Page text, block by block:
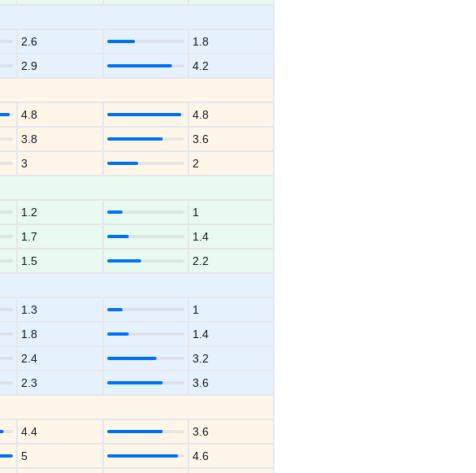
2.6
1.8
2.9
4.2
4.8
4.8
3.8
3.6
3
2
1.2
1
1.7
1.4
1.5
2.2
1.3
1
1.8
1.4
2.4
3.2
2.3
3.6
4.4
3.6
5
4.6